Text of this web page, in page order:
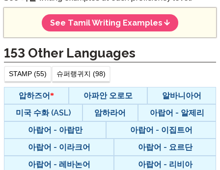
See Tamil Writing Examples
153 Other Languages
STAMP (55) 슈퍼랭귀지 (98)
압하즈어 아파안 오로모
알바니아어
미국 수화 (ASL)
암하라어
아랍어 - 알제리
아랍어 - 아랍만
아랍어 - 이집트어
아랍어 - 이라크어
아랍어 - 요르단
아랍어 - 레바논어
아랍어 - 리비아